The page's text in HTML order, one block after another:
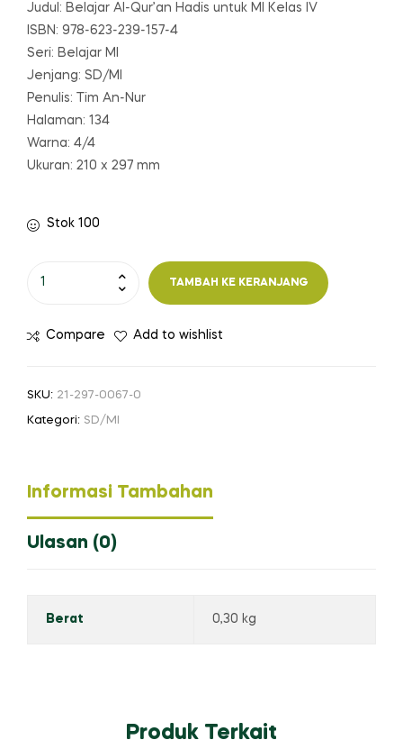
Judul: Belajar Al-Qur’an Hadis untuk MI Kelas IV
ISBN: 978-623-239-157-4
Seri: Belajar MI
Jenjang: SD/MI
Penulis: Tim An-Nur
Halaman: 134
Warna: 4/4
Ukuran: 210 x 297 mm
Stok 100
Qur'an
Kelas
TAMBAH KE KERANJANG
Compare Add to wishlist
SKU: 21-297-0067-0
Kategori: SD/MI
Informasi Tambahan
Ulasan (0)
Berat 0,30 kg
Produk Terkait